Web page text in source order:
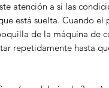
atención a si las
está suelta. Cuando el
de la máquina de
repetidamente hasta